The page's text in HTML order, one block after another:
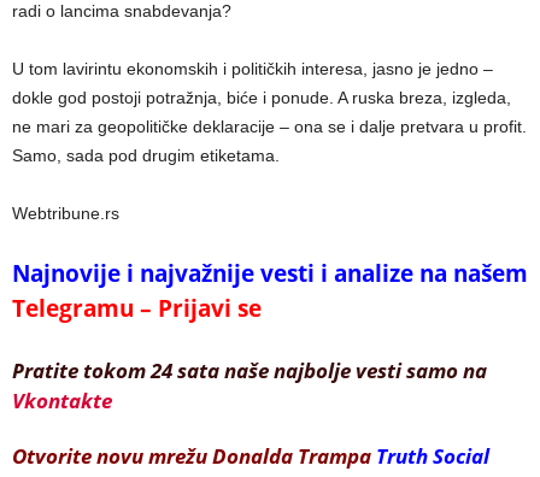
radi o lancima snabdevanja?
U tom lavirintu ekonomskih i političkih interesa, jasno je jedno –
dokle god postoji potražnja, biće i ponude. A ruska breza, izgleda,
ne mari za geopolitičke deklaracije – ona se i dalje pretvara u profit.
Samo, sada pod drugim etiketama.
Webtribune.rs
Najnovije i najvažnije vesti i analize na našem
Telegramu – Prijavi se
Pratite tokom 24 sata naše najbolje vesti samo na
Vkontakte
Otvorite novu mrežu Donalda Trampa Truth Social